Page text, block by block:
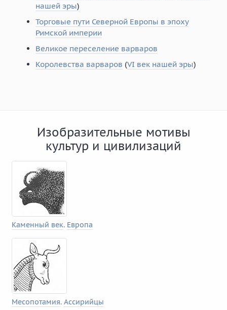
нашей эры)
Торговые пути Северной Европы в эпоху
Римской империи
Великое переселение варваров
Королевства варваров (VI век нашей эры)
Изобразительные мотивы
культур и цивилизаций
Каменный век. Европа
Месопотамия. Ассирийцы